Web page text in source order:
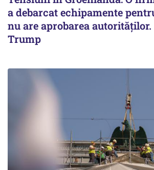
a debarcat echipamente
nu are aprobarea
Trump